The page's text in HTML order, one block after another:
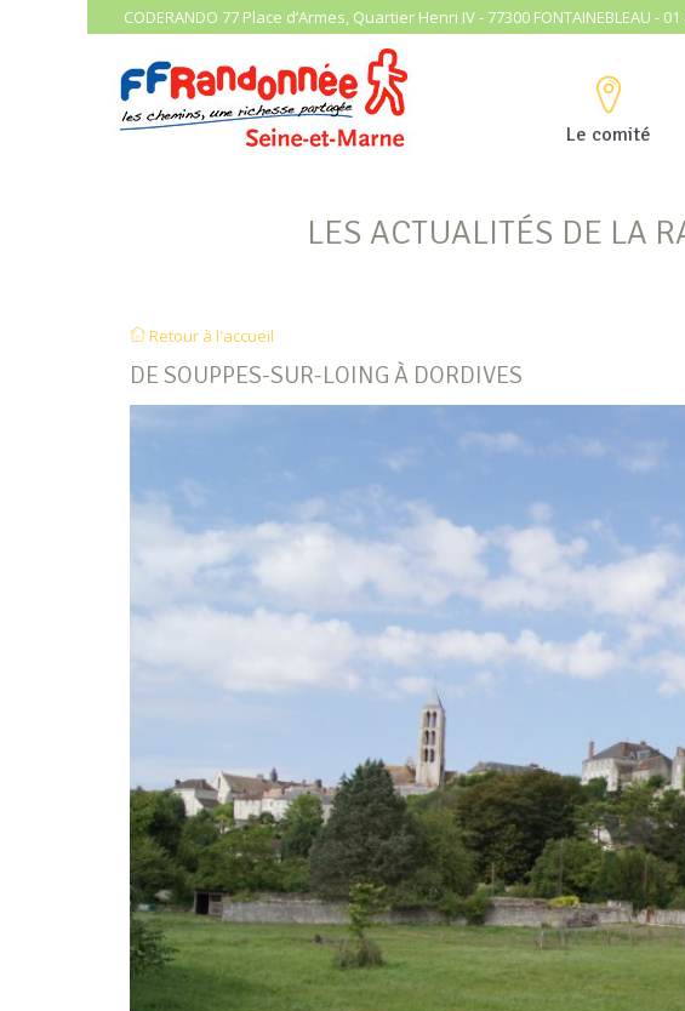
CODERANDO 77 Place d’Armes, Quartier Henri IV - 77300 FONTAINEBLEAU -
Le comité
LES ACTUALITÉS DE LA
Retour à l'accueil
DE SOUPPES-SUR-LOING À DORDIVES